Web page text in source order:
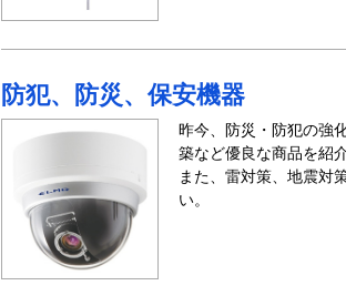
防犯、防災、保安機器
昨今、防災・防犯の強
築など優良な商品を紹
また、雷対策、地震対
い。